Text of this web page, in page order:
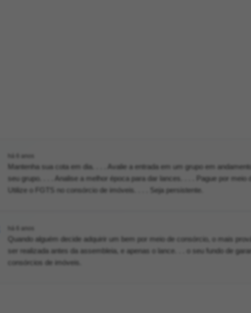
Mantenha sua cota em dia. . . . Avalie a entrada em um grupo em
seu grupo. . . . Analise a melhor época para dar lances. . . . Pague por meio
Utilize o FGTS no consórcio de imóveis. . . . Seja persistente.
Quando alguém decide adquirir um bem por meio de consórcio, o mais
ser realizada antes da assembleia, e apenas o lance. . . o seu fundo de
consórcios de imóveis.